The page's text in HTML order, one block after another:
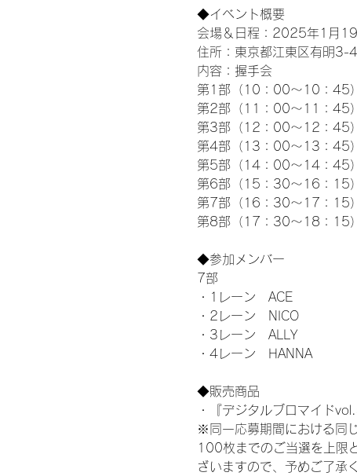
◆イベント概要
会場＆日程：2025年1月
住所：東京都江東区有明3-
内容：握手会
第1部（10：00～10：45
第2部（11：00～11：45）
第3部（12：00～12：45）
第4部（13：00～13：45）
第5部（14：00～14：45）
第6部（15：30～16：15）
第7部（16：30～17：15）
第8部（17：30～18：15）
◆参加メンバー
7部
・1レーン　ACE
・2レーン　NICO
・3レーン　ALLY
・4レーン　HANNA
◆販売商品
・『デジタルブロマイド
※同一応募期間における同
100枚までのご当選を上限
ざいますので、予めご了承